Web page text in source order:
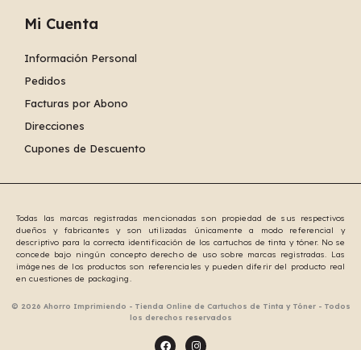
Mi Cuenta
Información Personal
Pedidos
Facturas por Abono
Direcciones
Cupones de Descuento
Todas las marcas registradas mencionadas son propiedad de sus respectivos
dueños y fabricantes y son utilizadas únicamente a modo referencial y
descriptivo para la correcta identificación de los cartuchos de tinta y tóner. No se
concede bajo ningún concepto derecho de uso sobre marcas registradas. Las
imágenes de los productos son referenciales y pueden diferir del producto real
en cuestiones de packaging.
© 2026 Ahorro Imprimiendo - Tienda Online de Cartuchos de Tinta y Tóner - Todos
los derechos reservados